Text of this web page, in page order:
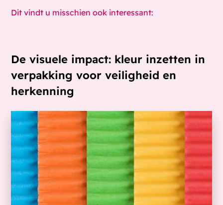
Dit vindt u misschien ook interessant:
De visuele impact: kleur inzetten in
verpakking voor veiligheid en
herkenning